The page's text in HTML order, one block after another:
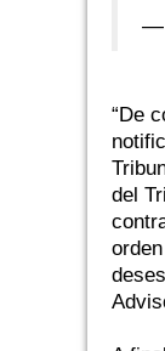
—
“De
del